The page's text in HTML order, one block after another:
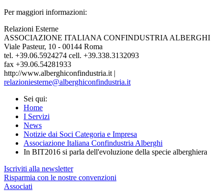
Per maggiori informazioni:
Relazioni Esterne
ASSOCIAZIONE ITALIANA CONFINDUSTRIA ALBERGHI
Viale Pasteur, 10 - 00144 Roma
tel. +39.06.5924274 cell. +39.338.3132093
fax +39.06.54281933
http://www.alberghiconfindustria.it |
relazioniesterne@alberghiconfindustria.it
Sei qui:
Home
I Servizi
News
Notizie dai Soci Categoria e Impresa
Associazione Italiana Confindustria Alberghi
In BIT2016 si parla dell'evoluzione della specie alberghiera
Iscriviti alla newsletter
Risparmia con le nostre convenzioni
Associati